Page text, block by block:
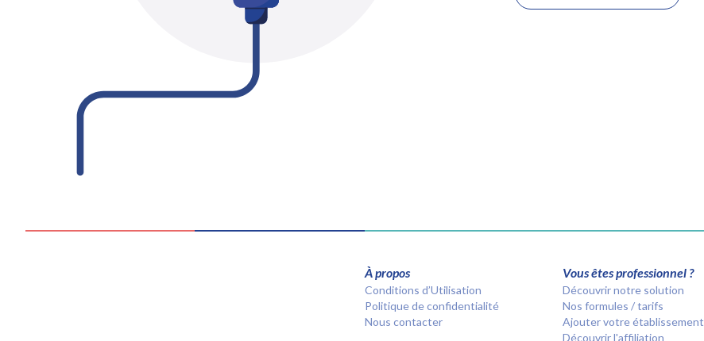
À propos
Conditions d’Utilisation
Politique de confidentialité
Nous contacter
Vous êtes professionnel ?
Découvrir notre solution
Nos formules / tarifs
Ajouter votre établissement
Découvrir l'affiliation